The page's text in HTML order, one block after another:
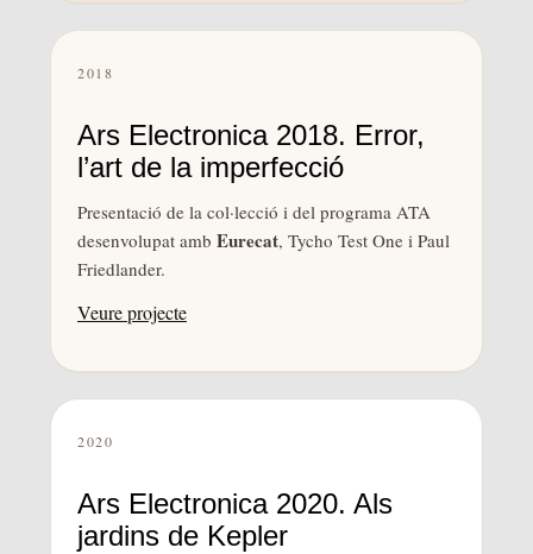
2018
Ars Electronica 2018. Error,
l’art de la imperfecció
Presentació de la col·lecció i del programa ATA
desenvolupat amb Eurecat, Tycho Test One i Paul
Friedlander.
Veure projecte
2020
Ars Electronica 2020. Als
jardins de Kepler